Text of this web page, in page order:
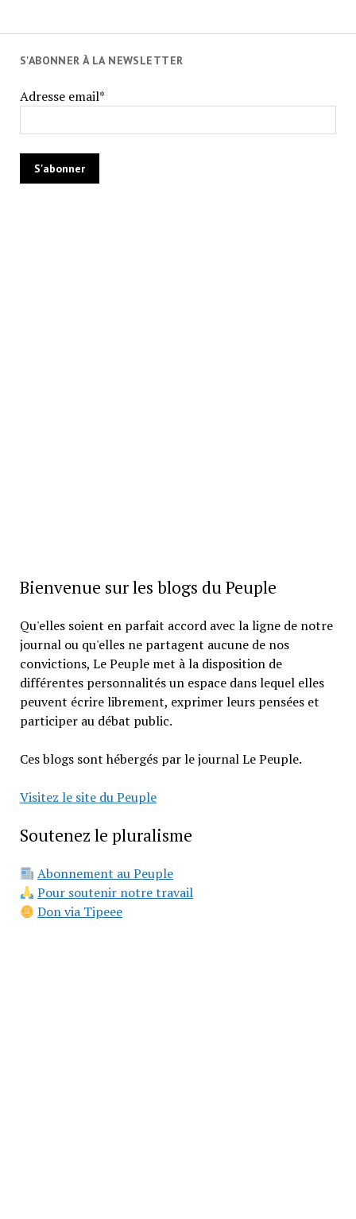
S'ABONNER À LA NEWSLETTER
Adresse email*
Bienvenue sur les blogs du Peuple
Qu'elles soient en parfait accord avec la ligne de notre
journal ou qu'elles ne partagent aucune de nos
convictions, Le Peuple met à la disposition de
différentes personnalités un espace dans lequel elles
peuvent écrire librement, exprimer leurs pensées et
participer au débat public.
Ces blogs sont hébergés par le journal Le Peuple.
Visitez le site du Peuple
Soutenez le pluralisme
Abonnement au Peuple
Pour soutenir notre travail
Don via Tipeee